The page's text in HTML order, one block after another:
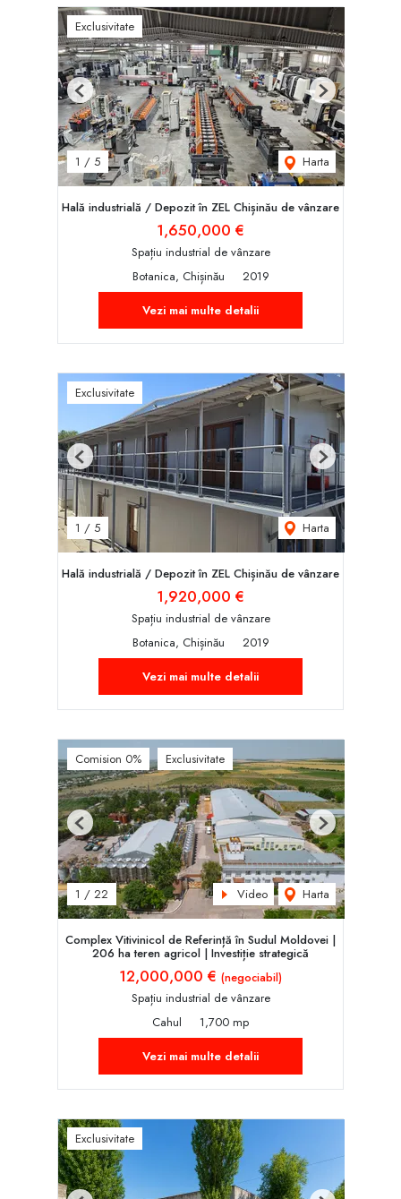
Exclusivitate
1 / 5 Harta
Previous Next
Hală industrială / Depozit în ZEL Chișinău de vânzare
1,650,000 €
Spațiu industrial de vânzare
Botanica, Chișinău
2019
Vezi mai multe detalii
Exclusivitate
1 / 5 Harta
Previous Next
Hală industrială / Depozit în ZEL Chișinău de vânzare
1,920,000 €
Spațiu industrial de vânzare
Botanica, Chișinău
2019
Vezi mai multe detalii
Comision 0% Exclusivitate
1 / 22 Video Harta
Previous Next
Complex Vitivinicol de Referință în Sudul Moldovei |
206 ha teren agricol | Investiție strategică
12,000,000 € (negociabil)
Spațiu industrial de vânzare
Cahul
1,700 mp
Vezi mai multe detalii
Exclusivitate